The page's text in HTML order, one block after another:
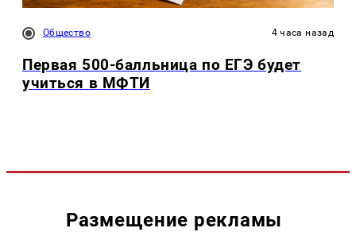
Общество 4 часа назад
Первая 500-балльница по ЕГЭ будет
учиться в МФТИ
Размещение рекламы